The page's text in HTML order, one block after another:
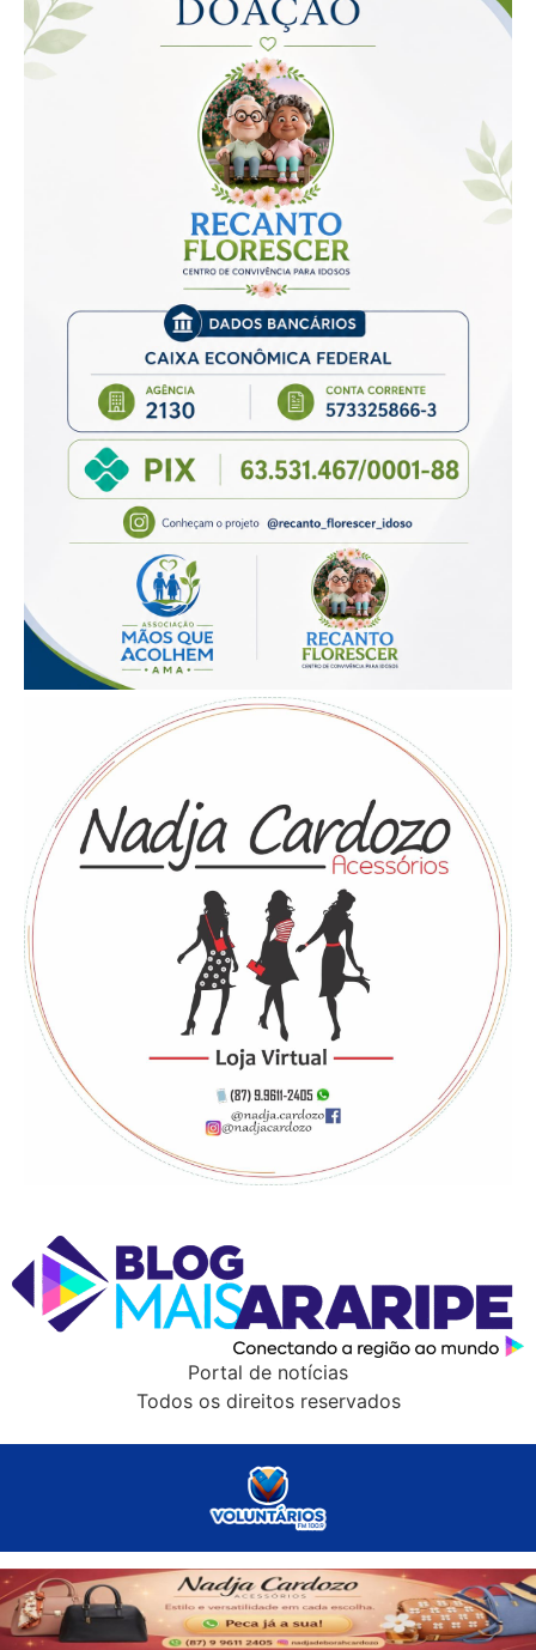
Portal de notícias
Todos os direitos reservados